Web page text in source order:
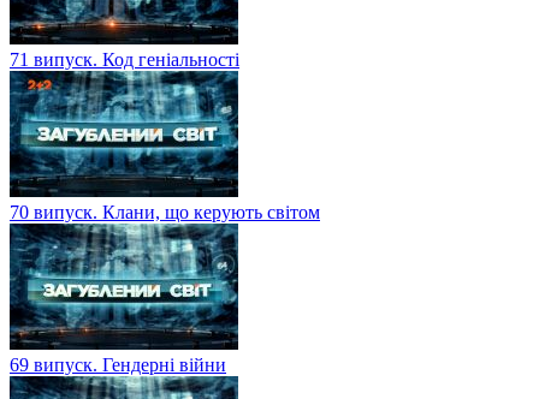
71 випуск. Код геніальності
70 випуск. Клани, що керують світом
69 випуск. Гендерні війни